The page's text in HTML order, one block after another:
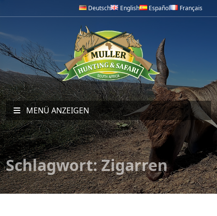
Deutsch English Español Français
MENÜ ANZEIGEN
Schlagwort:Zigarren